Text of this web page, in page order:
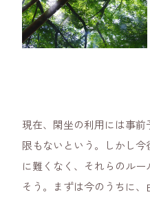
現在、閑坐の利用には事
限もないという。しかし
に難くなく、それらのル
そう。まずは今のうちに